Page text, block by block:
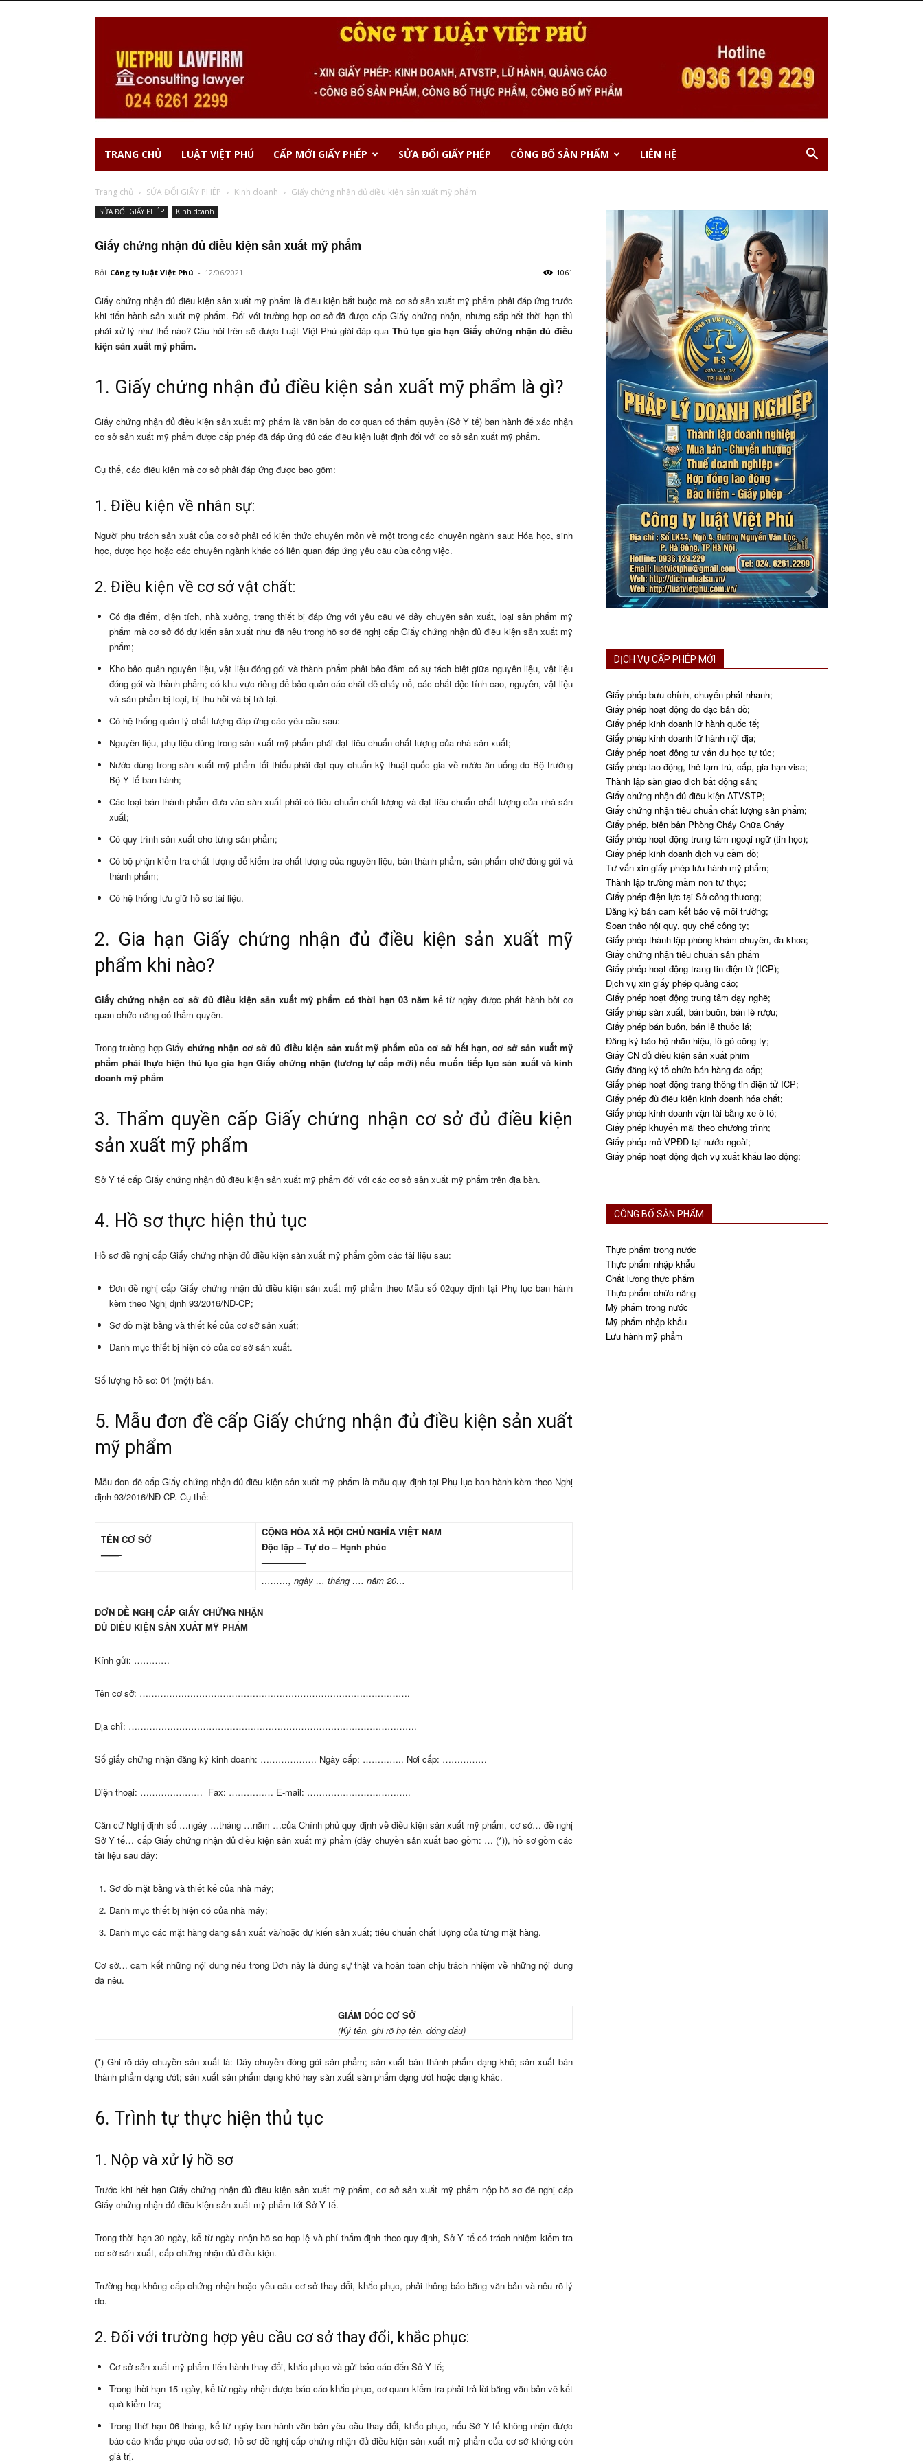
TRANG CHỦ LUẬT VIỆT PHÚ CẤP MỚI GIẤY PHÉP SỬA ĐỔI GIẤY PHÉP CÔNG BỐ SẢN PHẨM LIÊN HỆ
Trang chủ SỬA ĐỔI GIẤY PHÉP Kinh doanh Giấy chứng nhận đủ điều kiện sản xuất mỹ phẩm
SỬA ĐỔI GIẤY PHÉP Kinh doanh
Giấy chứng nhận đủ điều kiện sản xuất mỹ phẩm
Bởi Công ty luật Việt Phú - 12/06/2021 1061
Giấy chứng nhận đủ điều kiện sản xuất mỹ phẩm là điều kiện bắt buộc mà cơ sở sản xuất mỹ phẩm phải đáp ứng trước
khi tiến hành sản xuất mỹ phẩm. Đối với trường hợp cơ sở đã được cấp Giấy chứng nhận, nhưng sắp hết thời hạn thì
phải xử lý như thế nào? Câu hỏi trên sẽ được Luật Việt Phú giải đáp qua Thủ tục gia hạn Giấy chứng nhận đủ điều
kiện sản xuất mỹ phẩm.
1. Giấy chứng nhận đủ điều kiện sản xuất mỹ phẩm là gì?
Giấy chứng nhận đủ điều kiện sản xuất mỹ phẩm là văn bản do cơ quan có thẩm quyền (Sở Y tế) ban hành để xác nhận
cơ sở sản xuất mỹ phẩm được cấp phép đã đáp ứng đủ các điều kiện luật định đối với cơ sở sản xuất mỹ phẩm.
Cụ thể, các điều kiện mà cơ sở phải đáp ứng được bao gồm:
1. Điều kiện về nhân sự:
Người phụ trách sản xuất của cơ sở phải có kiến thức chuyên môn về một trong các chuyên ngành sau: Hóa học, sinh
học, dược học hoặc các chuyên ngành khác có liên quan đáp ứng yêu cầu của công việc.
2. Điều kiện về cơ sở vật chất:
Có địa điểm, diện tích, nhà xưởng, trang thiết bị đáp ứng với yêu cầu về dây chuyền sản xuất, loại sản phẩm mỹ
phẩm mà cơ sở đó dự kiến sản xuất như đã nêu trong hồ sơ đề nghị cấp Giấy chứng nhận đủ điều kiện sản xuất mỹ
phẩm;
Kho bảo quản nguyên liệu, vật liệu đóng gói và thành phẩm phải bảo đảm có sự tách biệt giữa nguyên liệu, vật liệu
đóng gói và thành phẩm; có khu vực riêng để bảo quản các chất dễ cháy nổ, các chất độc tính cao, nguyên, vật liệu
và sản phẩm bị loại, bị thu hồi và bị trả lại.
Có hệ thống quản lý chất lượng đáp ứng các yêu cầu sau:
Nguyên liệu, phụ liệu dùng trong sản xuất mỹ phẩm phải đạt tiêu chuẩn chất lượng của nhà sản xuất;
Nước dùng trong sản xuất mỹ phẩm tối thiểu phải đạt quy chuẩn kỹ thuật quốc gia về nước ăn uống do Bộ trưởng
Bộ Y tế ban hành;
Các loại bán thành phẩm đưa vào sản xuất phải có tiêu chuẩn chất lượng và đạt tiêu chuẩn chất lượng của nhà sản
xuất;
Có quy trình sản xuất cho từng sản phẩm;
Có bộ phận kiểm tra chất lượng để kiểm tra chất lượng của nguyên liệu, bán thành phẩm, sản phẩm chờ đóng gói và
thành phẩm;
Có hệ thống lưu giữ hồ sơ tài liệu.
2. Gia hạn Giấy chứng nhận đủ điều kiện sản xuất mỹ
phẩm khi nào?
Giấy chứng nhận cơ sở đủ điều kiện sản xuất mỹ phẩm có thời hạn 03 nămkể từ ngày được phát hành bởi cơ
quan chức năng có thẩm quyền.
Trong trường hợp Giấy chứng nhận cơ sở đủ điều kiện sản xuất mỹ phẩm của cơ sở hết hạn, cơ sở sản xuất mỹ
phẩm phải thực hiện thủ tục gia hạn Giấy chứng nhận (tương tự cấp mới) nếu muốn tiếp tục sản xuất và kinh
doanh mỹ phẩm
3. Thẩm quyền cấp Giấy chứng nhận cơ sở đủ điều kiện
sản xuất mỹ phẩm
Sở Y tế cấp Giấy chứng nhận đủ điều kiện sản xuất mỹ phẩm đối với các cơ sở sản xuất mỹ phẩm trên địa bàn.
4. Hồ sơ thực hiện thủ tục
Hồ sơ đề nghị cấp Giấy chứng nhận đủ điều kiện sản xuất mỹ phẩm gồm các tài liệu sau:
Đơn đề nghị cấp Giấy chứng nhận đủ điều kiện sản xuất mỹ phẩm theo Mẫu số 02quy định tại Phụ lục ban hành
kèm theo Nghị định 93/2016/NĐ-CP;
Sơ đồ mặt bằng và thiết kế của cơ sở sản xuất;
Danh mục thiết bị hiện có của cơ sở sản xuất.
Số lượng hồ sơ: 01 (một) bản.
5. Mẫu đơn đề cấp Giấy chứng nhận đủ điều kiện sản xuất
mỹ phẩm
Mẫu đơn đề cấp Giấy chứng nhận đủ điều kiện sản xuất mỹ phẩm là mẫu quy định tại Phụ lục ban hành kèm theo Nghị
định 93/2016/NĐ-CP. Cụ thể:
TÊN CƠ SỞ
——-
CỘNG HÒA XÃ HỘI CHỦ NGHĨA VIỆT NAM
Độc lập – Tự do – Hạnh phúc
—————
………, ngày … tháng …. năm 20…
ĐƠN ĐỀ NGHỊ CẤP GIẤY CHỨNG NHẬN
ĐỦ ĐIỀU KIỆN SẢN XUẤT MỸ PHẨM
Kính gửi: …………
Tên cơ sở: ……………………………………………………………………………….
Địa chỉ: …………………………………………………………………………………….
Số giấy chứng nhận đăng ký kinh doanh: ………………. Ngày cấp: ………….. Nơi cấp: ……………
Điện thoại: ………………… Fax: …………… E-mail: ……………………………..
Căn cứ Nghị định số …ngày …tháng …năm …của Chính phủ quy định về điều kiện sản xuất mỹ phẩm, cơ sở… đề nghị
Sở Y tế… cấp Giấy chứng nhận đủ điều kiện sản xuất mỹ phẩm (dây chuyền sản xuất bao gồm: … (*)), hồ sơ gồm các
tài liệu sau đây:
Sơ đồ mặt bằng và thiết kế của nhà máy;
Danh mục thiết bị hiện có của nhà máy;
Danh mục các mặt hàng đang sản xuất và/hoặc dự kiến sản xuất; tiêu chuẩn chất lượng của từng mặt hàng.
Cơ sở… cam kết những nội dung nêu trong Đơn này là đúng sự thật và hoàn toàn chịu trách nhiệm về những nội dung
đã nêu.
GIÁM ĐỐC CƠ SỞ
(Ký tên, ghi rõ họ tên, đóng dấu)
(*) Ghi rõ dây chuyền sản xuất là: Dây chuyền đóng gói sản phẩm; sản xuất bán thành phẩm dạng khô; sản xuất bán
thành phẩm dạng ướt; sản xuất sản phẩm dạng khô hay sản xuất sản phẩm dạng ướt hoặc dạng khác.
6. Trình tự thực hiện thủ tục
1. Nộp và xử lý hồ sơ
Trước khi hết hạn Giấy chứng nhận đủ điều kiện sản xuất mỹ phẩm, cơ sở sản xuất mỹ phẩm nộp hồ sơ đề nghị cấp
Giấy chứng nhận đủ điều kiện sản xuất mỹ phẩm tới Sở Y tế.
Trong thời hạn 30 ngày, kể từ ngày nhận hồ sơ hợp lệ và phí thẩm định theo quy định, Sở Y tế có trách nhiệm kiểm tra
cơ sở sản xuất, cấp chứng nhận đủ điều kiện.
Trường hợp không cấp chứng nhận hoặc yêu cầu cơ sở thay đổi, khắc phục, phải thông báo bằng văn bản và nêu rõ lý
do.
2. Đối với trường hợp yêu cầu cơ sở thay đổi, khắc phục:
Cơ sở sản xuất mỹ phẩm tiến hành thay đổi, khắc phục và gửi báo cáo đến Sở Y tế;
Trong thời hạn 15 ngày, kể từ ngày nhận được báo cáo khắc phục, cơ quan kiểm tra phải trả lời bằng văn bản về kết
quả kiểm tra;
Trong thời hạn 06 tháng, kể từ ngày ban hành văn bản yêu cầu thay đổi, khắc phục, nếu Sở Y tế không nhận được
báo cáo khắc phục của cơ sở, hồ sơ đề nghị cấp chứng nhận đủ điều kiện sản xuất mỹ phẩm của cơ sở không còn
giá trị.
DỊCH VỤ CẤP PHÉP MỚI
Giấy phép bưu chính, chuyển phát nhanh;
Giấy phép hoạt động đo đạc bản đồ;
Giấy phép kinh doanh lữ hành quốc tế;
Giấy phép kinh doanh lữ hành nội địa;
Giấy phép hoạt động tư vấn du học tự túc;
Giấy phép lao động, thẻ tạm trú, cấp, gia hạn visa;
Thành lập sàn giao dịch bất động sản;
Giấy chứng nhận đủ điều kiện ATVSTP;
Giấy chứng nhận tiêu chuẩn chất lượng sản phẩm;
Giấy phép, biên bản Phòng Cháy Chữa Cháy
Giấy phép hoạt động trung tâm ngoại ngữ (tin học);
Giấy phép kinh doanh dịch vụ cầm đồ;
Tư vấn xin giấy phép lưu hành mỹ phẩm;
Thành lập trường mầm non tư thục;
Giấy phép điện lực tại Sở công thương;
Đăng ký bản cam kết bảo vệ môi trường;
Soạn thảo nội quy, quy chế công ty;
Giấy phép thành lập phòng khám chuyên, đa khoa;
Giấy chứng nhận tiêu chuẩn sản phẩm
Giấy phép hoạt động trang tin điện tử (ICP);
Dịch vụ xin giấy phép quảng cáo;
Giấy phép hoạt động trung tâm dạy nghề;
Giấy phép sản xuất, bán buôn, bán lẻ rượu;
Giấy phép bán buôn, bán lẻ thuốc lá;
Đăng ký bảo hộ nhãn hiệu, lô gô công ty;
Giấy CN đủ điều kiện sản xuất phim
Giấy đăng ký tổ chức bán hàng đa cấp;
Giấy phép hoạt động trang thông tin điện tử ICP;
Giấy phép đủ điều kiện kinh doanh hóa chất;
Giấy phép kinh doanh vận tải bằng xe ô tô;
Giấy phép khuyến mãi theo chương trình;
Giấy phép mở VPĐD tại nước ngoài;
Giấy phép hoạt động dịch vụ xuất khẩu lao động;
CÔNG BỐ SẢN PHẨM
Thực phẩm trong nước
Thực phẩm nhập khẩu
Chất lượng thực phẩm
Thực phẩm chức năng
Mỹ phẩm trong nước
Mỹ phẩm nhập khẩu
Lưu hành mỹ phẩm